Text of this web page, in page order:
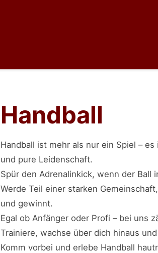
Handball
Handball ist mehr als nur ein Spiel –
und pure Leidenschaft.
Spür den Adrenalinkick, wenn der Ball
Werde Teil einer starken
und gewinnt.
Egal ob Anfänger oder Profi – bei uns
Trainiere, wachse über dich hinaus
Komm vorbei und erlebe Handball